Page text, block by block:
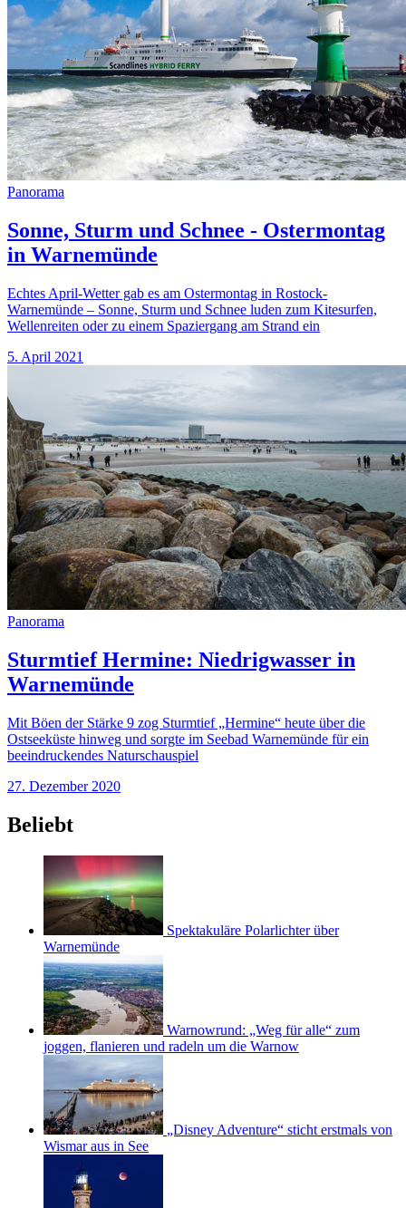
Panorama
Sonne, Sturm und Schnee - Ostermontag
in Warnemünde
Echtes April-Wetter gab es am Ostermontag in Rostock-
Warnemünde – Sonne, Sturm und Schnee luden zum Kitesurfen,
Wellenreiten oder zu einem Spaziergang am Strand ein
5. April 2021
Panorama
Sturmtief Hermine: Niedrigwasser in
Warnemünde
Mit Böen der Stärke 9 zog Sturmtief „Hermine“ heute über die
Ostseeküste hinweg und sorgte im Seebad Warnemünde für ein
beeindruckendes Naturschauspiel
27. Dezember 2020
Beliebt
Spektakuläre Polarlichter über
Warnemünde
Warnowrund: „Weg für alle“ zum
joggen, flanieren und radeln um die Warnow
„Disney Adventure“ sticht erstmals von
Wismar aus in See